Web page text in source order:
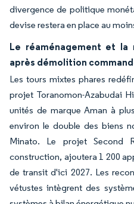
divergence de politique
devise restera en place au
Le réaménagement et la
après démolition
Les tours mixtes phares
projet Toranomon-Azabudai
unités de marque Aman à
environ le double des biens
Minato. Le projet Second
construction, ajoutera 1 200
de transit d'ici 2027. Les
vétustes intègrent des